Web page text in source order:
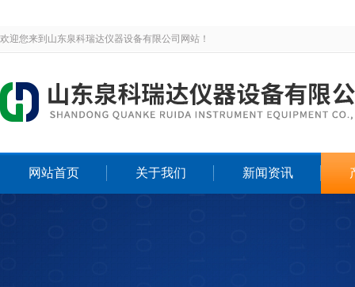
欢迎您来到山东泉科瑞达仪器设备有限公司网站！
网站首页 关于我们 新闻资讯